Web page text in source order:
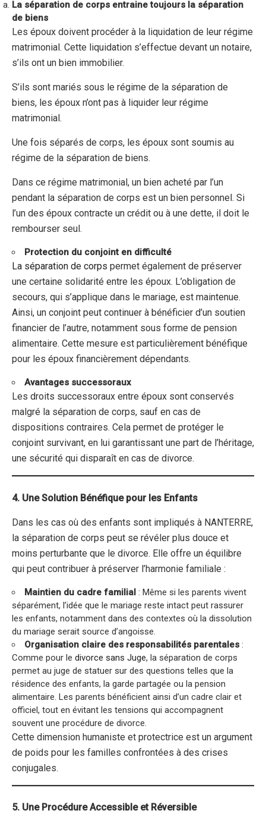
La séparation de corps entraine toujours la séparation
de biens
Les époux doivent procéder à la liquidation de leur régime
matrimonial. Cette liquidation s’effectue devant un notaire,
s’ils ont un bien immobilier.
S’ils sont mariés sous le régime de la séparation de
biens, les époux n’ont pas à liquider leur régime
matrimonial.
Une fois séparés de corps, les époux sont soumis au
régime de la séparation de biens.
Dans ce régime matrimonial, un bien acheté par l’un
pendant la séparation de corps est un bien personnel. Si
l’un des époux contracte un crédit ou à une dette, il doit le
rembourser seul.
Protection du conjoint en difficulté
La séparation de corps permet également de préserver
une certaine solidarité entre les époux. L’obligation de
secours, qui s’applique dans le mariage, est maintenue.
Ainsi, un conjoint peut continuer à bénéficier d’un soutien
financier de l’autre, notamment sous forme de pension
alimentaire. Cette mesure est particulièrement bénéfique
pour les époux financièrement dépendants.
Avantages successoraux
Les droits successoraux entre époux sont conservés
malgré la séparation de corps, sauf en cas de
dispositions contraires. Cela permet de protéger le
conjoint survivant, en lui garantissant une part de l’héritage,
une sécurité qui disparaît en cas de divorce.
4. Une Solution Bénéfique pour les Enfants
Dans les cas où des enfants sont impliqués à NANTERRE,
la séparation de corps peut se révéler plus douce et
moins perturbante que le divorce. Elle offre un équilibre
qui peut contribuer à préserver l’harmonie familiale :
Maintien du cadre familial : Même si les parents vivent
séparément, l’idée que le mariage reste intact peut rassurer
les enfants, notamment dans des contextes où la dissolution
du mariage serait source d’angoisse.
Organisation claire des responsabilités parentales :
Comme pour le divorce sans Juge, la séparation de corps
permet au juge de statuer sur des questions telles que la
résidence des enfants, la garde partagée ou la pension
alimentaire. Les parents bénéficient ainsi d’un cadre clair et
officiel, tout en évitant les tensions qui accompagnent
souvent une procédure de divorce.
Cette dimension humaniste et protectrice est un argument
de poids pour les familles confrontées à des crises
conjugales.
5. Une Procédure Accessible et Réversible